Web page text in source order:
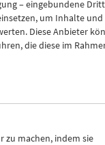
PDF
English language or
– eingebundene
um Inhalte und
Diese Anbieter
die diese im
zu machen, indem sie